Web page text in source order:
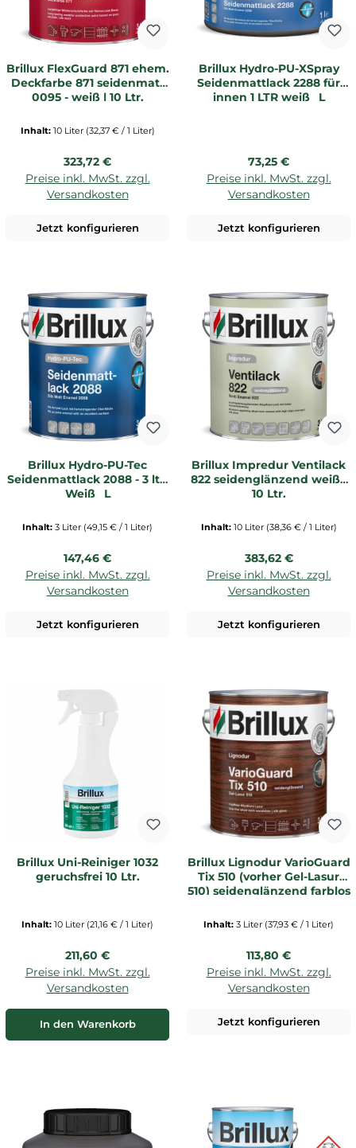
Brillux FlexGuard 871 ehem.
Deckfarbe 871 seidenmatt
0095 - weiß | 10 Ltr.
Inhalt: 10 Liter (32,37 € / 1 Liter)
Regulärer Preis:
323,72 €
Preise inkl. MwSt. zzgl.
Versandkosten
Jetzt konfigurieren
Brillux Hydro-PU-XSpray
Seidenmattlack 2288 für
innen 1 LTR weiß _L
Regulärer Preis:
73,25 €
Preise inkl. MwSt. zzgl.
Versandkosten
Jetzt konfigurieren
Brillux Hydro-PU-Tec
Seidenmattlack 2088 - 3 ltr.
Weiß _L
Inhalt: 3 Liter (49,15 € / 1 Liter)
Regulärer Preis:
147,46 €
Preise inkl. MwSt. zzgl.
Versandkosten
Jetzt konfigurieren
Brillux Impredur Ventilack
822 seidenglänzend weiß |
10 Ltr.
Inhalt: 10 Liter (38,36 € / 1 Liter)
Regulärer Preis:
383,62 €
Preise inkl. MwSt. zzgl.
Versandkosten
Jetzt konfigurieren
Brillux Uni-Reiniger 1032
geruchsfrei 10 Ltr.
Inhalt: 10 Liter (21,16 € / 1 Liter)
Regulärer Preis:
211,60 €
Preise inkl. MwSt. zzgl.
Versandkosten
In den Warenkorb
Brillux Lignodur VarioGuard
Tix 510 (vorher Gel-Lasur
510) seidenglänzend farblos
Inhalt: 3 Liter (37,93 € / 1 Liter)
Regulärer Preis:
113,80 €
Preise inkl. MwSt. zzgl.
Versandkosten
Jetzt konfigurieren